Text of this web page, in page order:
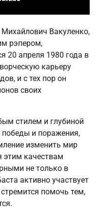
Вакуленко,
рэпером,
20 апреля 1980 года в
карьеру
и с тех пор он
своих
стилем и глубиной
победы и поражения,
изменить мир
этим качествам
не только в
активно участвует
помочь тем,